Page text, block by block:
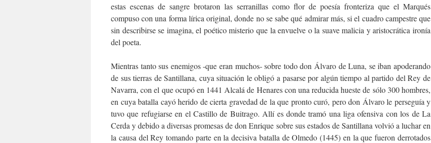
estas escenas de sangre brotaron las serranillas como flor de poesía fronteriza que el Marqués
compuso con una forma lírica original, donde no se sabe qué admirar más, si el cuadro campestre que
sin describirse se imagina, el poético misterio que la envuelve o la suave malicia y aristocrática ironía
del poeta.
Mientras tanto sus enemigos -que eran muchos- sobre todo don Álvaro de Luna, se iban apoderando
de sus tierras de Santillana, cuya situación le obligó a pasarse por algún tiempo al partido del Rey de
Navarra, con el que ocupó en 1441 Alcalá de Henares con una reducida hueste de sólo 300 hombres,
en cuya batalla cayó herido de cierta gravedad de la que pronto curó, pero don Álvaro le perseguía y
tuvo que refugiarse en el Castillo de Buitrago. Allí es donde tramó una liga ofensiva con los de La
Cerda y debido a diversas promesas de don Enrique sobre sus estados de Santillana volvió a luchar en
la causa del Rey tomando parte en la decisiva batalla de Olmedo (1445) en la que fueron derrotados